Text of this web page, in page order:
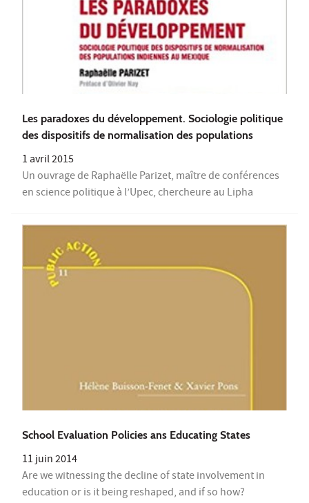
Les paradoxes du développement. Sociologie politique
des dispositifs de normalisation des populations
1 avril 2015
Un ouvrage de Raphaëlle Parizet, maître de conférences
en science politique à l’Upec, chercheure au Lipha
School Evaluation Policies ans Educating States
11 juin 2014
Are we witnessing the decline of state involvement in
education or is it being reshaped, and if so how?